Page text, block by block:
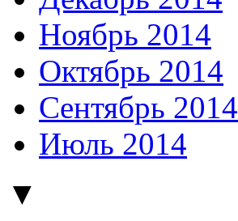
Ноябрь 2014
Октябрь 2014
Сентябрь 2014
Июль 2014
▼